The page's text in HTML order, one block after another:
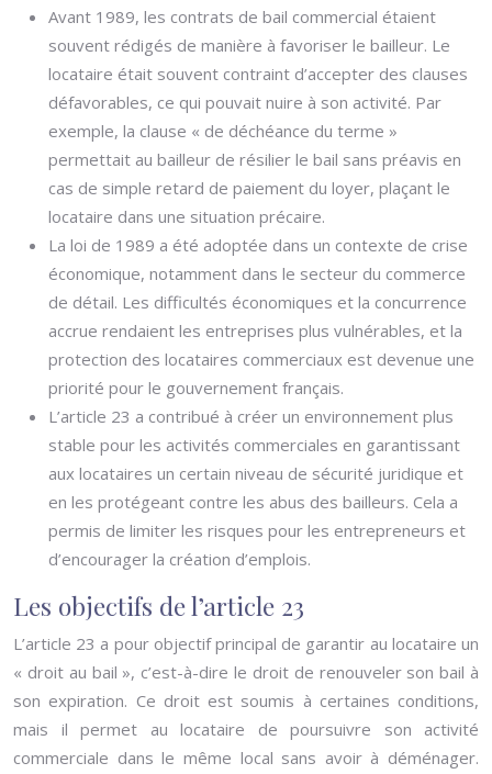
Avant 1989, les contrats de bail commercial étaient
souvent rédigés de manière à favoriser le bailleur. Le
locataire était souvent contraint d’accepter des clauses
défavorables, ce qui pouvait nuire à son activité. Par
exemple, la clause « de déchéance du terme »
permettait au bailleur de résilier le bail sans préavis en
cas de simple retard de paiement du loyer, plaçant le
locataire dans une situation précaire.
La loi de 1989 a été adoptée dans un contexte de crise
économique, notamment dans le secteur du commerce
de détail. Les difficultés économiques et la concurrence
accrue rendaient les entreprises plus vulnérables, et la
protection des locataires commerciaux est devenue une
priorité pour le gouvernement français.
L’article 23 a contribué à créer un environnement plus
stable pour les activités commerciales en garantissant
aux locataires un certain niveau de sécurité juridique et
en les protégeant contre les abus des bailleurs. Cela a
permis de limiter les risques pour les entrepreneurs et
d’encourager la création d’emplois.
Les objectifs de l’article 23
L’article 23 a pour objectif principal de garantir au locataire un
« droit au bail », c’est-à-dire le droit de renouveler son bail à
son expiration. Ce droit est soumis à certaines conditions,
mais il permet au locataire de poursuivre son activité
commerciale dans le même local sans avoir à déménager.